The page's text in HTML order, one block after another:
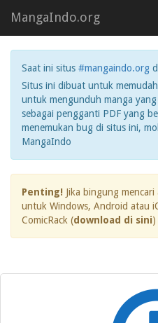
MangaIndo.org
Saat ini situs #mangaindo.org
Situs ini dibuat untuk
untuk mengunduh manga
sebagai pengganti PDF yang
menemukan bug di situs ini,
MangaIndo
Penting! Jika bingung
untuk Windows, Android atau
ComicRack (download di sini)